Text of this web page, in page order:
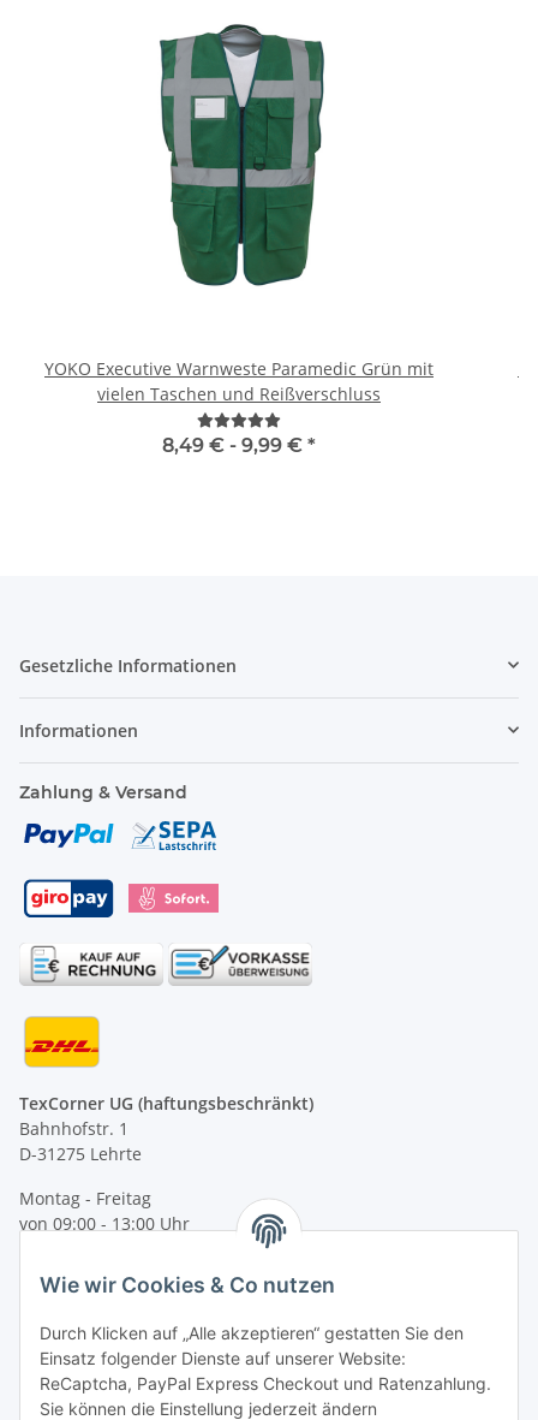
YOKO Executive Warnweste Paramedic Grün mit
vielen Taschen und Reißverschluss
8,49 € - 9,99 € *
Gesetzliche Informationen
Informationen
Zahlung & Versand
TexCorner UG (haftungsbeschränkt)
Bahnhofstr. 1
D-31275 Lehrte
Montag - Freitag
von 09:00 - 13:00 Uhr
Tel: +49 (0) 5132 8230689
E-Mail:mail@texcorner.de
Wie wir Cookies & Co nutzen
Durch Klicken auf „Alle akzeptieren“ gestatten Sie den
Einsatz folgender Dienste auf unserer Website:
ReCaptcha, PayPal Express Checkout und Ratenzahlung.
Sie können die Einstellung jederzeit ändern